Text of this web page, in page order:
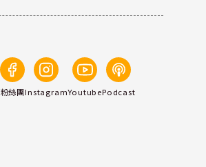
粉絲團InstagramYoutubePodcast